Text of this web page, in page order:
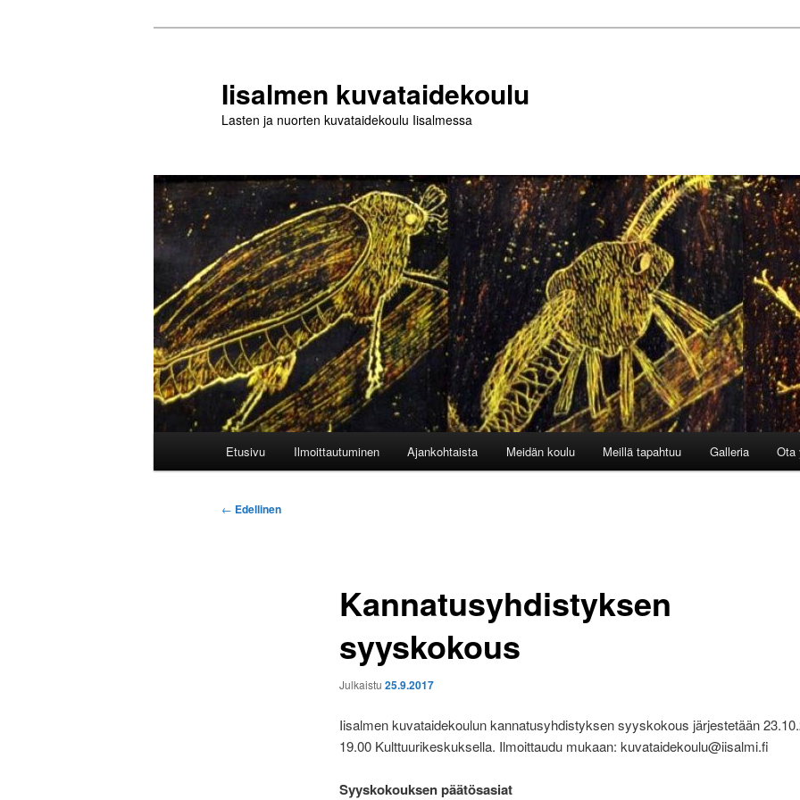
Iisalmen kuvataidekoulu
Lasten ja nuorten kuvataidekoulu Iisalmessa
Etusivu Ilmoittautuminen Ajankohtaista Meidän koulu Meillä tapahtuu Galleria Ota
Artikkelien
← Edellinen
Kannatusyhdistyksen
syyskokous
Julkaistu 25.9.2017
Iisalmen kuvataidekoulun kannatusyhdistyksen syyskokous järjestetään
19.00 Kulttuurikeskuksella. Ilmoittaudu mukaan: kuvataidekoulu@iisalmi.fi
Syyskokouksen päätösasiat